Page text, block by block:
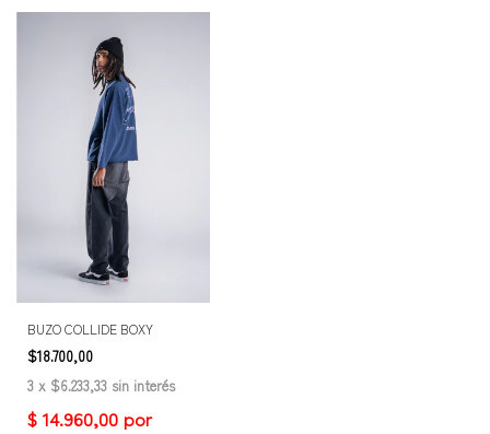
BUZO COLLIDE BOXY
$18.700,00
3 x $6.233,33 sin interés